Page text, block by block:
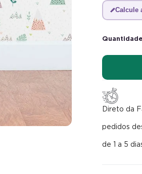
Calcule
Direto da
pedidos
de 1 a 5